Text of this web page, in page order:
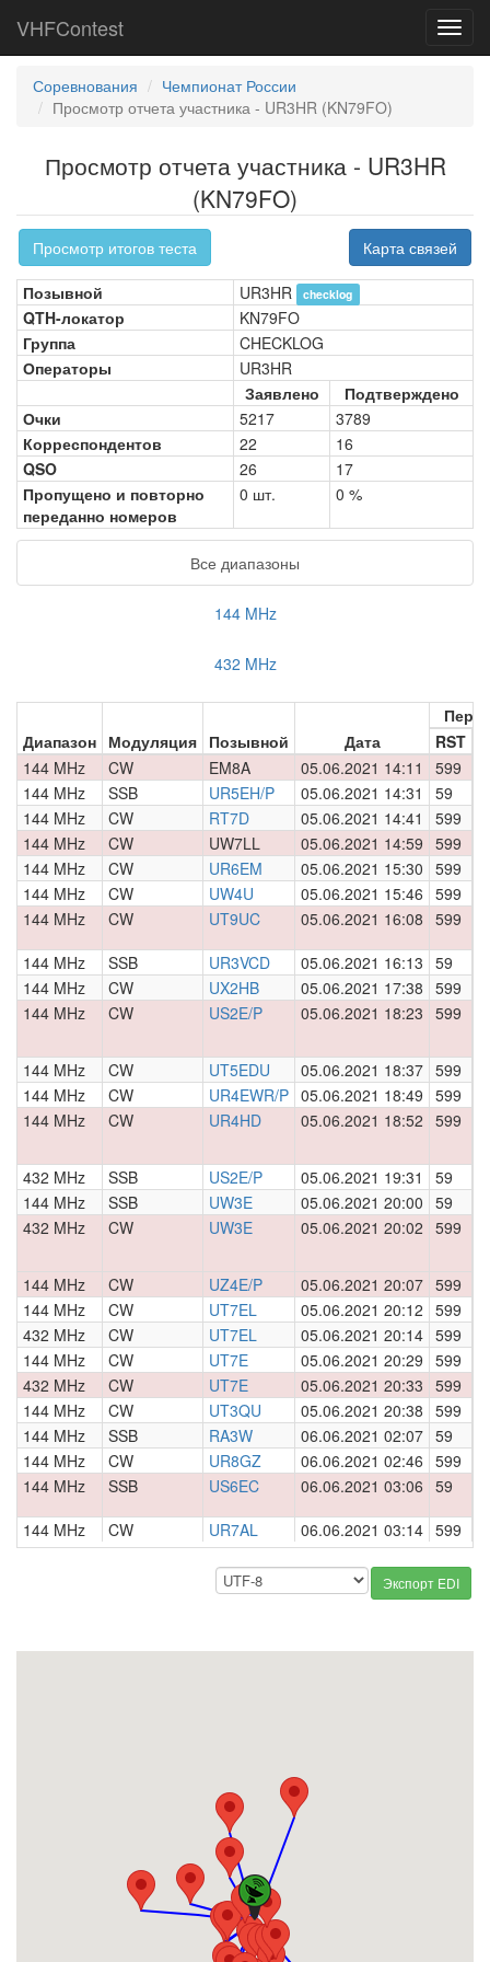
VHFContest
Соревнования
Чемпионат России
Просмотр отчета участника - UR3HR (KN79FO)
Просмотр отчета участника - UR3HR
(KN79FO)
Просмотр итогов теста Карта связей
Позывной UR3HR checklog
QTH-локатор
KN79FO
Группа
CHECKLOG
Операторы
UR3HR
Заявлено
Подтверждено
Очки
5217
3789
Корреспондентов
22
16
QSO
26
17
Пропущено и повторно
переданно номеров
0 шт. 0 %
Все диапазоны
144 MHz
432 MHz
Диапазон Модуляция Позывной Дата
RST
144 MHz
CW EM8A 05.06.2021 14:11 599
144 MHz
SSB UR5EH/P 05.06.2021 14:31 59
144 MHz
CW RT7D 05.06.2021 14:41 599
144 MHz
CW UW7LL 05.06.2021 14:59 599
144 MHz
CW UR6EM 05.06.2021 15:30 599
144 MHz
CW UW4U 05.06.2021 15:46 599
144 MHz
CW UT9UC 05.06.2021 16:08 599
144 MHz
SSB UR3VCD 05.06.2021 16:13 59
144 MHz
CW UX2HB 05.06.2021 17:38 599
144 MHz
CW US2E/P 05.06.2021 18:23 599
144 MHz CW UT5EDU 05.06.2021 18:37 599
144 MHz
CW UR4EWR/P 05.06.2021 18:49 599
144 MHz
CW UR4HD 05.06.2021 18:52 599
432 MHz SSB US2E/P 05.06.2021 19:31 59
144 MHz
SSB UW3E 05.06.2021 20:00 59
432 MHz
CW UW3E 05.06.2021 20:02 599
144 MHz CW UZ4E/P 05.06.2021 20:07 599
144 MHz
CW UT7EL 05.06.2021 20:12 599
432 MHz
CW UT7EL 05.06.2021 20:14 599
144 MHz
CW UT7E 05.06.2021 20:29 599
432 MHz
CW UT7E 05.06.2021 20:33 599
144 MHz
CW UT3QU 05.06.2021 20:38 599
144 MHz
SSB RA3W 06.06.2021 02:07 59
144 MHz
CW UR8GZ 06.06.2021 02:46 599
144 MHz
SSB US6EC 06.06.2021 03:06 59
144 MHz
CW UR7AL 06.06.2021 03:14 599
Экспорт EDI